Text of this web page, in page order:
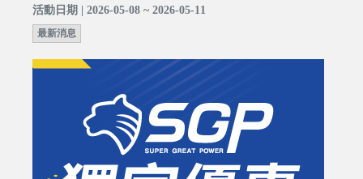
活動日期 | 2026-05-08 ~ 2026-05-11
最新消息